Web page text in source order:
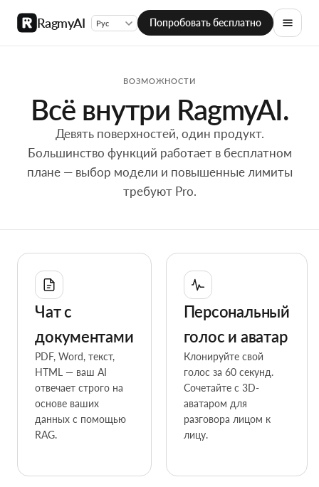
RagmyAI Попробовать бесплатно
ВОЗМОЖНОСТИ
Всё внутри RagmyAI.
Девять поверхностей, один продукт.
Большинство функций работает в бесплатном
плане — выбор модели и повышенные лимиты
требуют Pro.
Feature overview
Чат с
документами
PDF, Word, текст,
HTML — ваш AI
отвечает строго на
основе ваших
данных с помощью
RAG.
Персональный
голос и аватар
Клонируйте свой
голос за 60 секунд.
Сочетайте с 3D-
аватаром для
разговора лицом к
лицу.